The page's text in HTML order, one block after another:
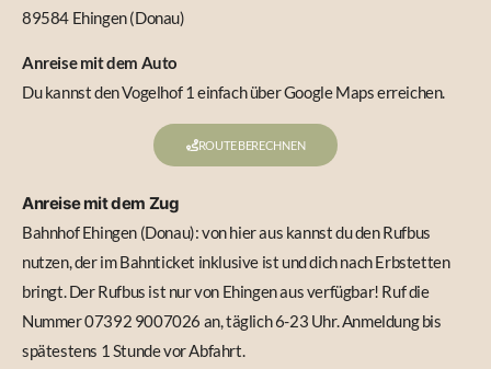
89584 Ehingen (Donau)
Anreise mit dem Auto
Du kannst den Vogelhof 1 einfach über Google Maps erreichen.
ROUTE BERECHNEN
Anreise mit dem Zug
Bahnhof Ehingen (Donau): von hier aus kannst du den Rufbus
nutzen, der im Bahnticket inklusive ist und dich nach Erbstetten
bringt. Der Rufbus ist nur von Ehingen aus verfügbar! Ruf die
Nummer 07392 9007026 an, täglich 6-23 Uhr. Anmeldung bis
spätestens 1 Stunde vor Abfahrt.